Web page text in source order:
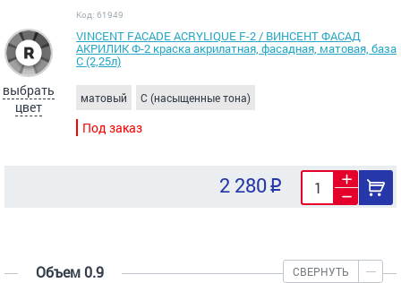
выбрать
цвет
Код: 61949
VINCENT FACADE ACRYLIQUE F-2 / ВИНСЕНТ ФАСАД
АКРИЛИК Ф-2 краска акрилатная, фасадная, матовая, база
С (2,25л)
матовый C (насыщенные тона)
Под заказ
2 280
Объем 0.9 СВЕРНУТЬ